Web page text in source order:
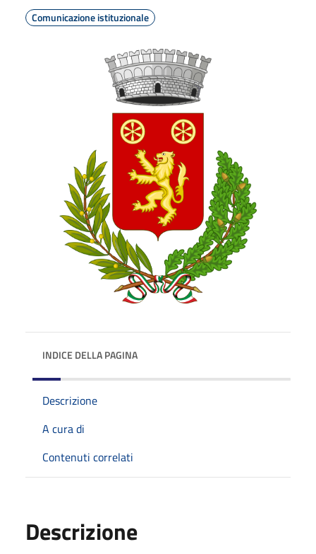
Comunicazione istituzionale
INDICE DELLA PAGINA
Descrizione
A cura di
Contenuti correlati
Descrizione